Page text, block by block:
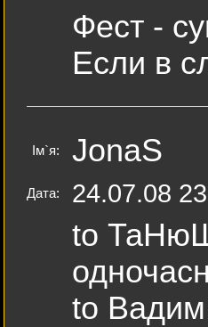
Фест -
Если в
Ім`я: JonaS
Дата: 24.07.08
to
to Вадим: